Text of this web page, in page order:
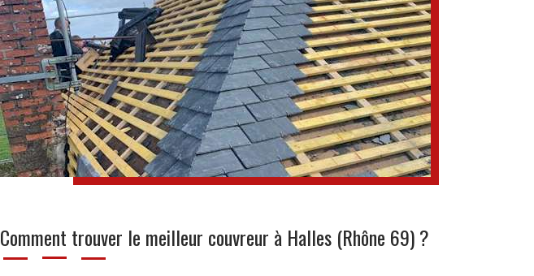
Comment trouver le meilleur couvreur à Halles (Rhône 69) ?